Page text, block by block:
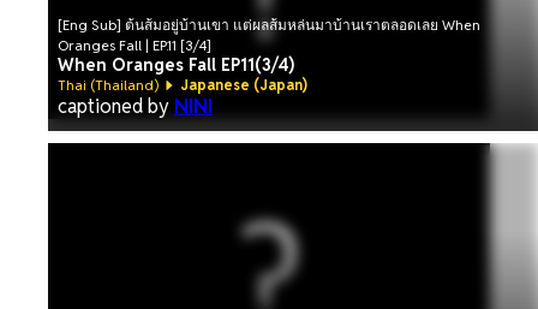
[Eng Sub] ต้นส้มอยู่บ้านเขา แต่ผลส้มหล่นมาบ้านเราตลอดเลย When
Oranges Fall | EP.11 [3/4]
When Oranges Fall EP11(3/4)
Thai (Thailand) Japanese (Japan)
captioned by NINI